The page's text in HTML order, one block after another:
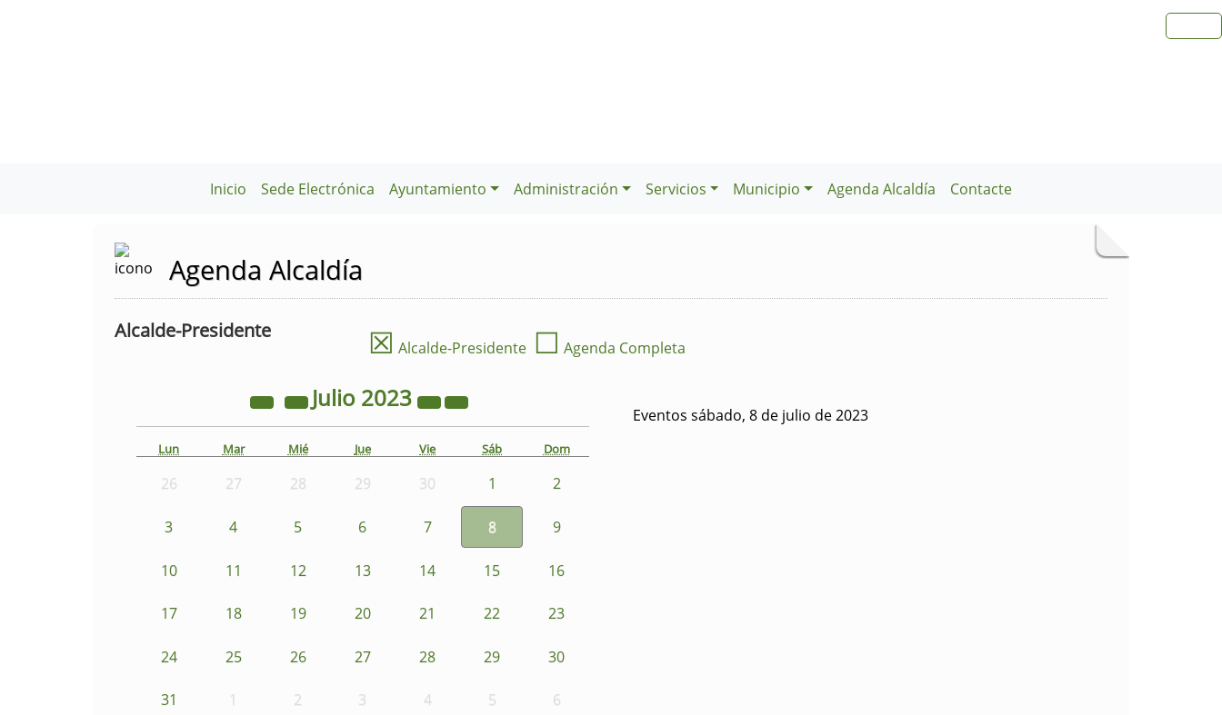
Inicio Sede Electrónica Ayuntamiento Administración Servicios Municipio Agenda Alcaldía Contacte
Agenda Alcaldía
Alcalde-Presidente ☒ Alcalde-Presidente ☐ Agenda Completa
Julio 2023
Lun Mar Mié Jue Vie Sáb Dom
26 27 28 29 30 1 2
3 4 5 6 7 8 9
10 11 12 13 14 15 16
17 18 19 20 21 22 23
24 25 26 27 28 29 30
31 1 2 3 4 5 6
Eventos sábado, 8 de julio de 2023